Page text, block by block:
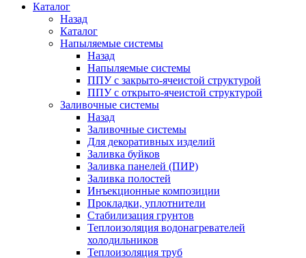
Каталог
Назад
Каталог
Напыляемые системы
Назад
Напыляемые системы
ППУ с закрыто-ячеистой структурой
ППУ с открыто-ячеистой структурой
Заливочные системы
Назад
Заливочные системы
Для декоративных изделий
Заливка буйков
Заливка панелей (ПИР)
Заливка полостей
Инъекционные композиции
Прокладки, уплотнители
Стабилизация грунтов
Теплоизоляция водонагревателей
холодильников
Теплоизоляция труб